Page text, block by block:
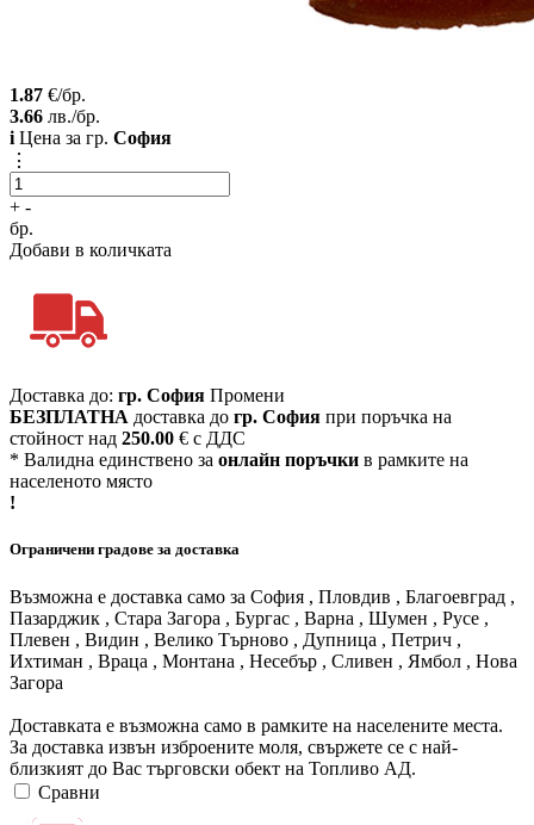
1.87 €/бр.
3.66 лв./бр.
i Цена за гр. София
⋮
+ -
бр.
Добави в количката
Доставка до: гр. София Промени
БЕЗПЛАТНА доставка до гр. София при поръчка на
стойност над 250.00 € с ДДС
* Валидна единствено за онлайн поръчки в рамките на
населеното място
!
Ограничени градове за доставка
Възможна е доставка само за София , Пловдив , Благоевград ,
Пазарджик , Стара Загора , Бургас , Варна , Шумен , Русе ,
Плевен , Видин , Велико Търново , Дупница , Петрич ,
Ихтиман , Враца , Монтана , Несебър , Сливен , Ямбол , Нова
Загора
Доставката е възможна само в рамките на населените места.
За доставка извън изброените моля, свържете се с най-
близкият до Вас търговски обект на Топливо АД.
Сравни